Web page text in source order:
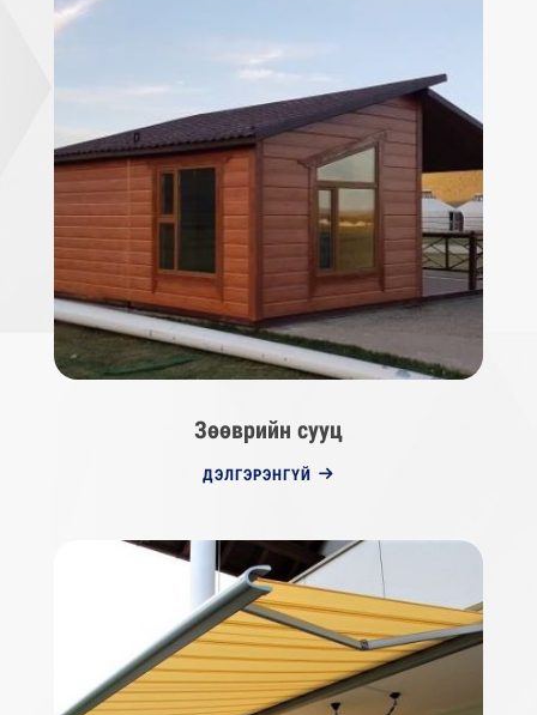
Зөөврийн сууц
ДЭЛГЭРЭНГҮЙ